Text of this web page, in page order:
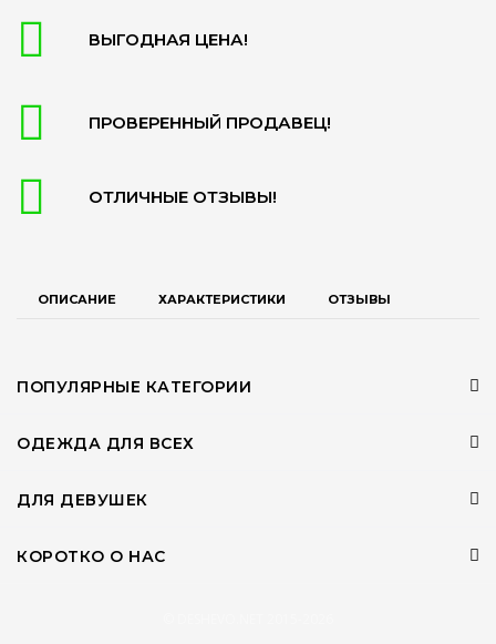
ВЫГОДНАЯ ЦЕНА!
ПРОВЕРЕННЫЙ ПРОДАВЕЦ!
ОТЛИЧНЫЕ ОТЗЫВЫ!
ОПИСАНИЕ ХАРАКТЕРИСТИКИ ОТЗЫВЫ
ПОПУЛЯРНЫЕ КАТЕГОРИИ
ОДЕЖДА ДЛЯ ВСЕХ
ДЛЯ ДЕВУШЕК
КОРОТКО О НАС